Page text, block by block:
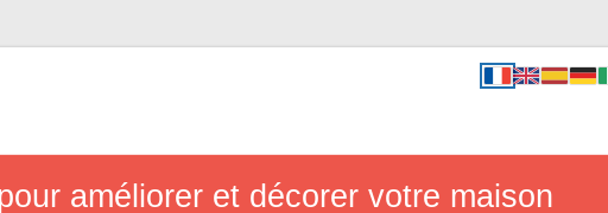
améliorer et décorer votre maison